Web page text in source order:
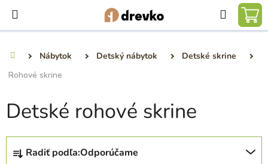
obsah
Hľadať
Nábytok Detský nábytok
Detské skrine
Rohové skrine
Detské rohové skrine
R
Radiť podľa:Odporúčame